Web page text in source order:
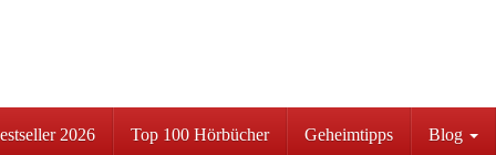
2026 Top 100 Hörbücher Geheimtipps Blog